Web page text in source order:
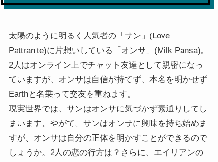
太陽のように明るく人気者の「サン」(Love
Pattranite)に片想いしている「オンサ」(Milk Pansa)。
2人はオンライン上でチャット友達として親密になっ
ていますが、オンサは自信が持てず、本名を明かせず
Earthと名乗って交友を重ねます。
現実世界では、サンはオンサに気づかず素通りしてし
まいます。やがて、サンはオンサに興味を持ち始めま
すが、オンサは自分の正体を明かすことができるので
しょうか。2人の恋の行方は？さらに、エイリアンの